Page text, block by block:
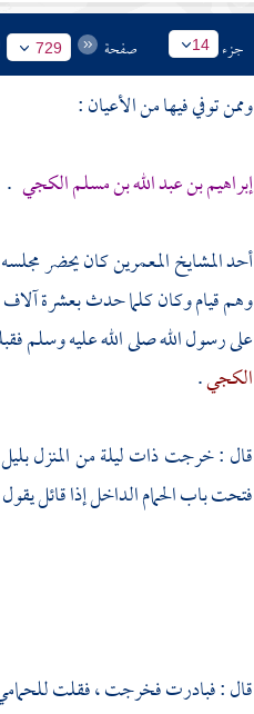
جزء 14 صفحة 729
وممن توفي فيها من الأعيان :
إبراهيم بن عبد الله بن مسلم الكجي .
أحد المشايخ المعمرين كان يحضر
وهم قيام وكان كلما حدث بعشرة
على رسول الله صلى الله عليه
الكجي.
قال : خرجت ذات ليلة من المنزل
فتحت باب الحمام الداخل إذا قائل
قال : فبادرت فخرجت ، فقلت